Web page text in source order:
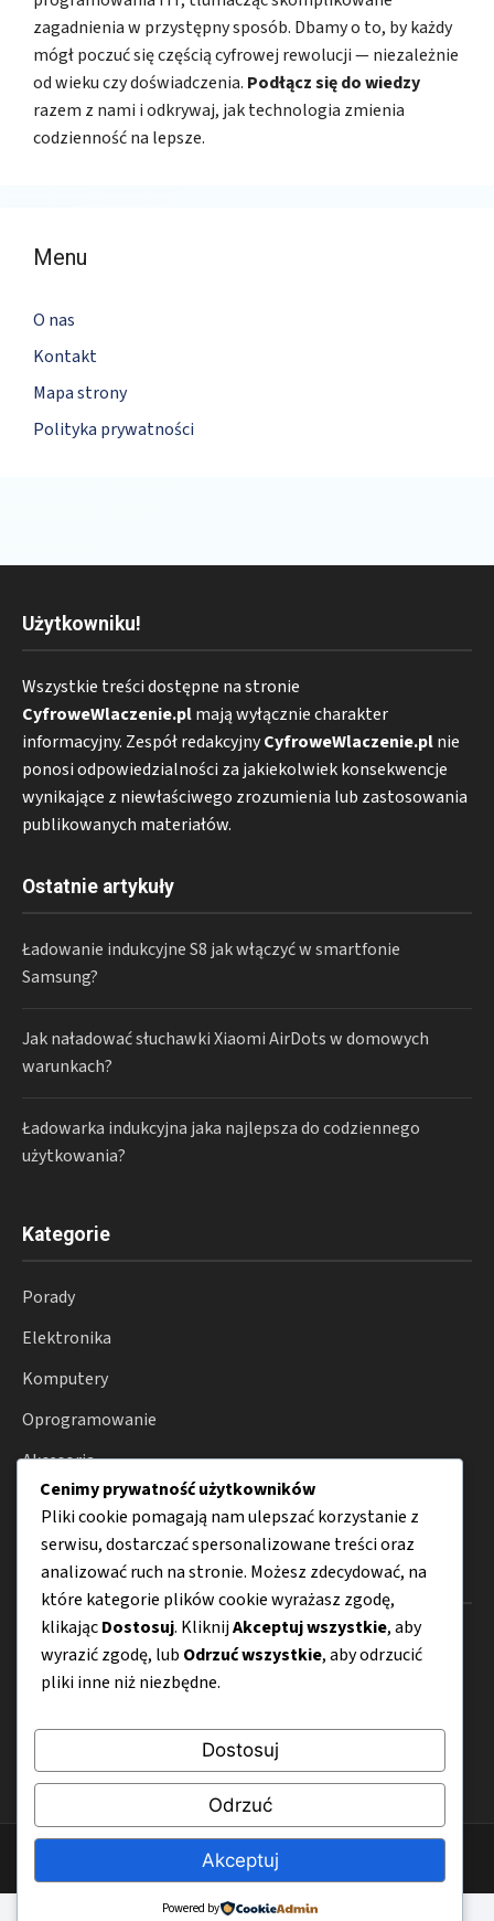
zagadnienia w przystępny sposób. Dbamy o to, by każdy
mógł poczuć się częścią cyfrowej rewolucji — niezależnie
od wieku czy doświadczenia. Podłącz się do wiedzy
razem z nami i odkrywaj, jak technologia zmienia
codzienność na lepsze.
Menu
O nas
Kontakt
Mapa strony
Polityka prywatności
Użytkowniku!
Wszystkie treści dostępne na stronie
CyfroweWlaczenie.plmają wyłącznie charakter
informacyjny. Zespół redakcyjnyCyfroweWlaczenie.plnie
ponosi odpowiedzialności za jakiekolwiek konsekwencje
wynikające z niewłaściwego zrozumienia lub zastosowania
publikowanych materiałów.
Ostatnie artykuły
Ładowanie indukcyjne S8 jak włączyć w smartfonie
Samsung?
Jak naładować słuchawki Xiaomi AirDots w domowych
warunkach?
Ładowarka indukcyjna jaka najlepsza do codziennego
użytkowania?
Kategorie
Porady
Elektronika
Komputery
Oprogramowanie
Akcesoria
Internet
Menu
O nas
Kontakt
© 2026 CyfroweWlaczenie.pl
Cenimy prywatność użytkowników
Pliki cookie pomagają nam ulepszać korzystanie z
serwisu, dostarczać spersonalizowane treści oraz
analizować ruch na stronie. Możesz zdecydować, na
które kategorie plików cookie wyrażasz zgodę,
klikającDostosuj. KliknijAkceptuj wszystkie, aby
wyrazić zgodę, lub Odrzuć wszystkie, aby odrzucić
pliki inne niż niezbędne.
Dostosuj
Odrzuć
Akceptuj
Powered by